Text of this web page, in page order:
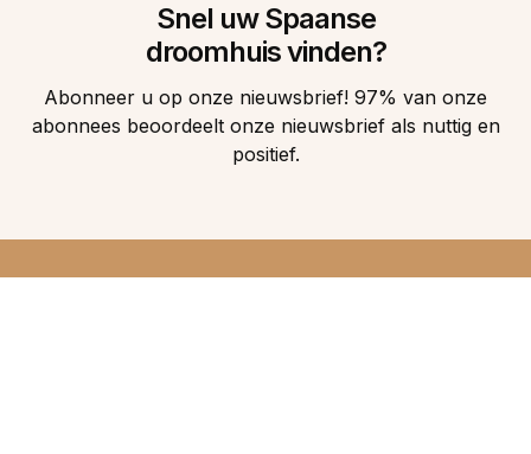
Snel uw Spaanse
droomhuis vinden?
Abonneer u op onze nieuwsbrief! 97% van onze
abonnees beoordeelt onze nieuwsbrief als nuttig en
positief.